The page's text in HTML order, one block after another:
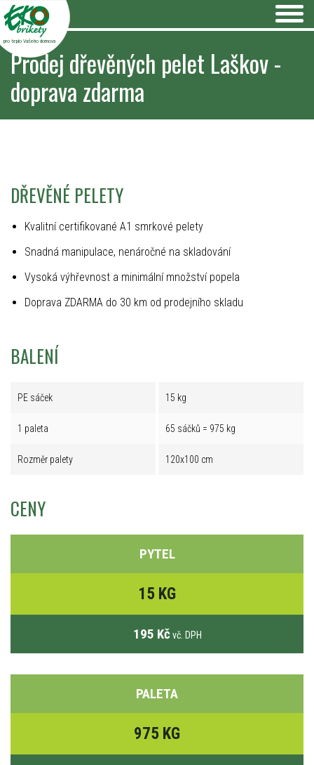
pro teplo Vašeho domova
Prodej dřevěných pelet Laškov -
doprava zdarma
DŘEVĚNÉ PELETY
Kvalitní certifikované A1 smrkové pelety
Snadná manipulace, nenáročné na skladování
Vysoká výhřevnost a minimální množství popela
Doprava ZDARMA do 30 km od prodejního skladu
BALENÍ
PE sáček 15 kg
1 paleta 65 sáčků = 975 kg
Rozměr palety 120x100 cm
CENY
PYTEL
15 KG
195 Kč vč. DPH
PALETA
975 KG